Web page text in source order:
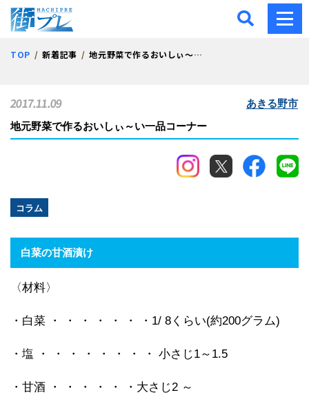
街プレ -東京・西多摩の
TOP 新着記事 地元野菜で作るおいしぃ～い一品コーナー
地元野菜で作るおいしぃ～い一品コーナー
コラム
2017.11.09 あきる野市
白菜の甘酒漬け
〈材料〉
・白菜 ・ ・ ・ ・ ・ ・ ・1/ 8くらい(約200グラム)
・塩 ・ ・ ・ ・ ・ ・ ・ ・ 小さじ1～1.5
・甘酒 ・ ・ ・ ・ ・ ・大さじ2 ～